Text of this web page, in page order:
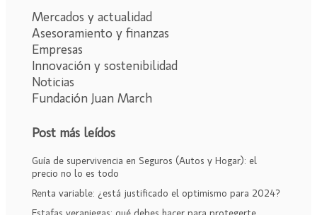
Mercados y actualidad
Asesoramiento y finanzas
Empresas
Innovación y sostenibilidad
Noticias
Fundación Juan March
Post más leídos
Guía de supervivencia en Seguros (Autos y Hogar): el
precio no lo es todo
Renta variable: ¿está justificado el optimismo para 2024?